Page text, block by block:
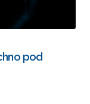
pod